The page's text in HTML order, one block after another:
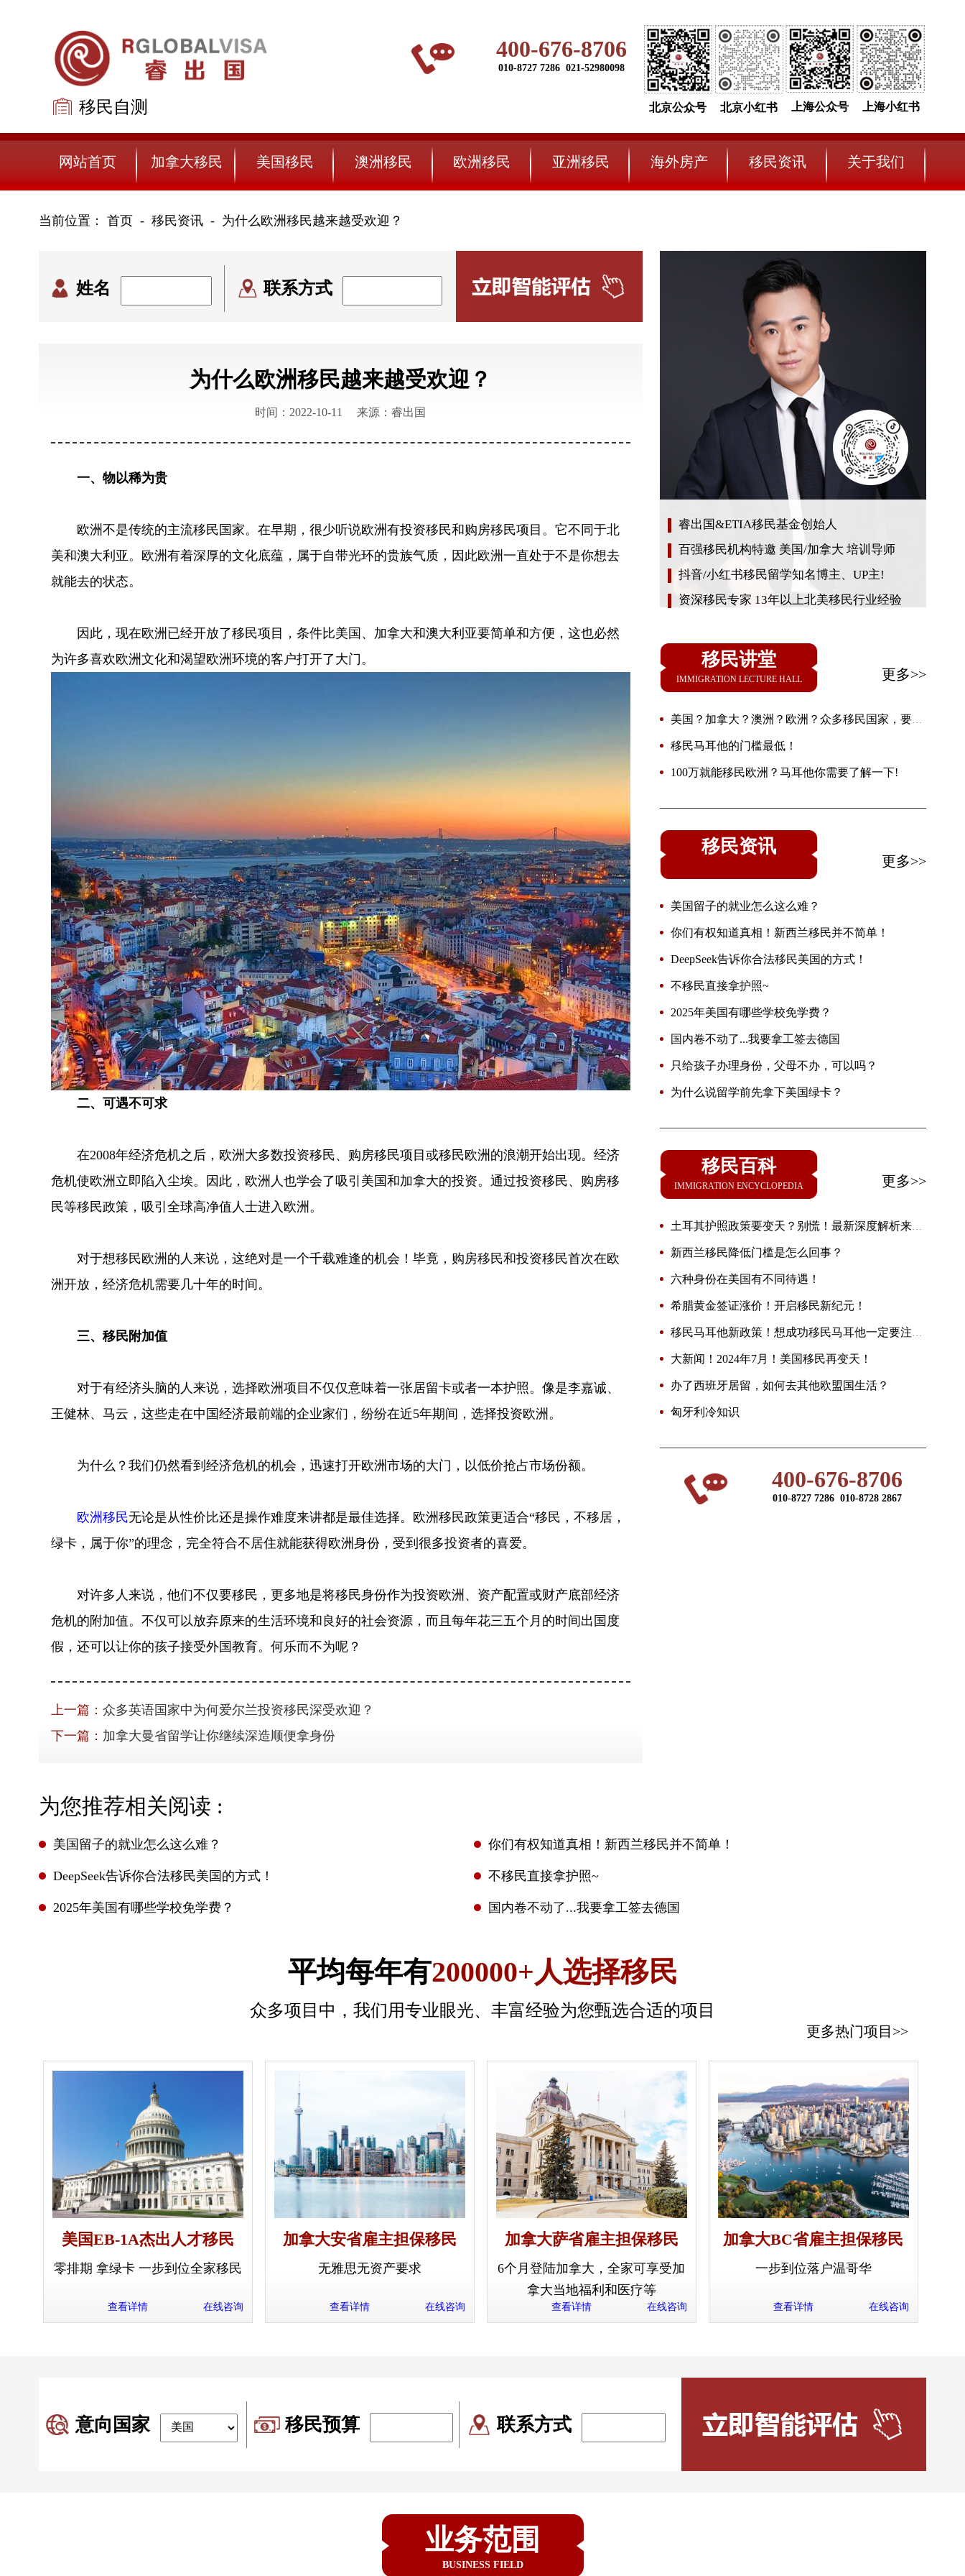
移民自测
免费评估
400-676-8706
010-8727 7286 021-52980098
北京公众号 北京小红书 上海公众号 上海小红书
网站首页 加拿大移民 美国移民 澳洲移民 欧洲移民 亚洲移民 海外房产 移民资讯 关于我们
当前位置： 首页 移民资讯 - 为什么欧洲移民越来越受欢迎？
姓名 联系方式
为什么欧洲移民越来越受欢迎？
时间：2022-10-11 来源：睿出国
一、物以稀为贵
欧洲不是传统的主流移民国家。在早期，很少听说欧洲有投资移民和购房移民项目。它不同于北
美和澳大利亚。欧洲有着深厚的文化底蕴，属于自带光环的贵族气质，因此欧洲一直处于不是你想去
就能去的状态。
因此，现在欧洲已经开放了移民项目，条件比美国、加拿大和澳大利亚要简单和方便，这也必然
为许多喜欢欧洲文化和渴望欧洲环境的客户打开了大门。
二、可遇不可求
在2008年经济危机之后，欧洲大多数投资移民、购房移民项目或移民欧洲的浪潮开始出现。经济
危机使欧洲立即陷入尘埃。因此，欧洲人也学会了吸引美国和加拿大的投资。通过投资移民、购房移
民等移民政策，吸引全球高净值人士进入欧洲。
对于想移民欧洲的人来说，这绝对是一个千载难逢的机会！毕竟，购房移民和投资移民首次在欧
洲开放，经济危机需要几十年的时间。
三、移民附加值
对于有经济头脑的人来说，选择欧洲项目不仅仅意味着一张居留卡或者一本护照。像是李嘉诚、
王健林、马云，这些走在中国经济最前端的企业家们，纷纷在近5年期间，选择投资欧洲。
为什么？我们仍然看到经济危机的机会，迅速打开欧洲市场的大门，以低价抢占市场份额。
欧洲移民无论是从性价比还是操作难度来讲都是最佳选择。欧洲移民政策更适合“移民，不移居，
绿卡，属于你”的理念，完全符合不居住就能获得欧洲身份，受到很多投资者的喜爱。
对许多人来说，他们不仅要移民，更多地是将移民身份作为投资欧洲、资产配置或财产底部经济
危机的附加值。不仅可以放弃原来的生活环境和良好的社会资源，而且每年花三五个月的时间出国度
假，还可以让你的孩子接受外国教育。何乐而不为呢？
上一篇： 众多英语国家中为何爱尔兰投资移民深受欢迎？
下一篇： 加拿大曼省留学让你继续深造顺便拿身份
睿出国&ETIA移民基金创始人
百强移民机构特邀 美国/加拿大 培训导师
抖音/小红书移民留学知名博主、UP主!
资深移民专家 13年以上北美移民行业经验
移民讲堂
IMMIGRATION LECTURE HALL 更多>>
美国？加拿大？澳洲？欧洲？众多移民国家，要怎
么选？
移民马耳他的门槛最低！
100万就能移民欧洲？马耳他你需要了解一下!
移民资讯
更多>>
美国留子的就业怎么这么难？
你们有权知道真相！新西兰移民并不简单！
DeepSeek告诉你合法移民美国的方式！
不移民直接拿护照~
2025年美国有哪些学校免学费？
国内卷不动了...我要拿工签去德国
只给孩子办理身份，父母不办，可以吗？
为什么说留学前先拿下美国绿卡？
移民百科
IMMIGRATION ENCYCLOPEDIA 更多>>
土耳其护照政策要变天？别慌！最新深度解析来了
🔥新西兰移民降低门槛是怎么回事？
六种身份在美国有不同待遇！
希腊黄金签证涨价！开启移民新纪元！
移民马耳他新政策！想成功移民马耳他一定要注意
这些误区！
大新闻！2024年7月！美国移民再变天！
办了西班牙居留，如何去其他欧盟国生活？
匈牙利冷知识
400-676-8706
010-8727 7286 010-8728 2867
为您推荐相关阅读 :
美国留子的就业怎么这么难？ 你们有权知道真相！新西兰移民并不简单！
DeepSeek告诉你合法移民美国的方式！ 不移民直接拿护照~
2025年美国有哪些学校免学费？ 国内卷不动了...我要拿工签去德国
平均每年有200000+人选择移民
众多项目中，我们用专业眼光、丰富经验为您甄选合适的项目
更多热门项目>>
美国EB-1A杰出人才移民
零排期 拿绿卡 一步到位全家移民
查看详情 在线咨询
加拿大安省雇主担保移民
无雅思无资产要求
查看详情 在线咨询
加拿大萨省雇主担保移民
6个月登陆加拿大，全家可享受加
拿大当地福利和医疗等
查看详情 在线咨询
加拿大BC省雇主担保移民
一步到位落户温哥华
查看详情 在线咨询
意向国家 移民预算 联系方式
业务范围
BUSINESS FIELD